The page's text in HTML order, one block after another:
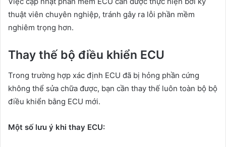
thuật viên chuyên nghiệp, tránh gây ra lỗi phần mềm
nghiêm trọng hơn.
Thay thế bộ điều khiển ECU
Trong trường hợp xác định ECU đã bị hỏng phần cứng
không thể sửa chữa được, bạn cần thay thế luôn toàn bộ bộ
điều khiển bằng ECU mới.
Một số lưu ý khi thay ECU: